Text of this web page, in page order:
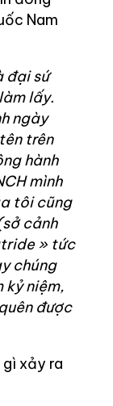
Nam
đại sứ
lấy.
ngày
trên
hành
mình
tôi cũng
cảnh
» tức
chúng
kỷ niệm,
được
gì xảy ra